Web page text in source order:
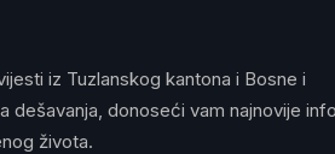
iz Tuzlanskog kantona i Bosne i
dešavanja, donoseći vam najnovije
života.